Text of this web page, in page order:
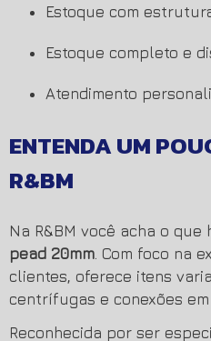
estoque com
estoque completo e
atendimento
ENTENDA UM
R&BM
Na R&BM você acha o que
pead 20mm . Com foco na
clientes, oferece itens
centrífugas e conexões
Reconhecida por ser